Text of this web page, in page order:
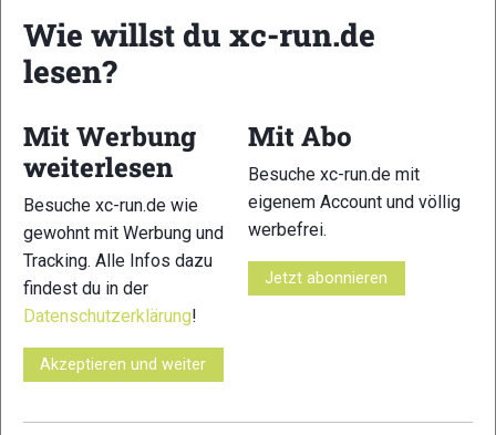
25
27 28
Wie willst du xc-run.de
lesen?
Mit Werbung
weiterlesen
Besuche xc-run.de wie
gewohnt mit Werbung und
Tracking. Alle Infos dazu
findest du in der
Datenschutzerklärung!
Akzeptieren und weiter
Mit Abo
Besuche xc-run.de mit
eigenem Account und völlig
werbefrei.
Jetzt abonnieren